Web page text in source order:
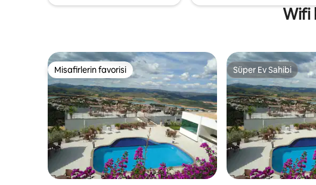
Wifi
Misafirlerin favorisi
Misafirlerin favorisi Süper Ev Sahibi
Süper Ev Sahibi